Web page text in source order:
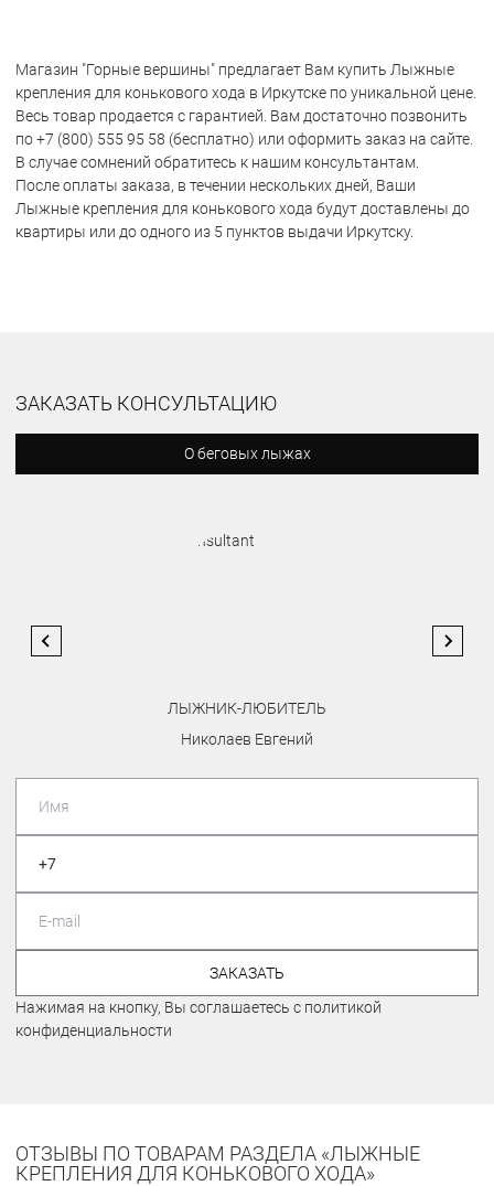
Магазин "Горные вершины" предлагает Вам купить Лыжные
крепления для конькового хода в Иркутске по уникальной цене.
Весь товар продается с гарантией. Вам достаточно позвонить
по +7 (800) 555 95 58 (бесплатно) или оформить заказ на сайте.
В случае сомнений обратитесь к нашим консультантам.
После оплаты заказа, в течении нескольких дней, Ваши
Лыжные крепления для конькового хода будут доставлены до
квартиры или до одного из 5 пунктов выдачи Иркутску.
ЗАКАЗАТЬ КОНСУЛЬТАЦИЮ
О беговых лыжах
ЛЫЖНИК-ЛЮБИТЕЛЬ
Николаев Евгений
ЗАКАЗАТЬ
Нажимая на кнопку, Вы соглашаетесь с политикой
конфиденциальности
ОТЗЫВЫ ПО ТОВАРАМ РАЗДЕЛА «ЛЫЖНЫЕ
КРЕПЛЕНИЯ ДЛЯ КОНЬКОВОГО ХОДА»